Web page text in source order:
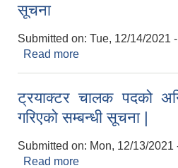
सूचना
Submitted on: Tue, 12/14/2021
Read more
ट्रयाक्टर चालक पदको
गरिएको सम्बन्धी सूचना |
Submitted on: Mon, 12/13/2021
Read more